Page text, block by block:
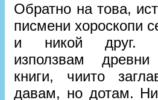
Обратно на това,
писмени хороскопи
и никой друг.
използвам древни
книги, чиито
давам, но дотам.